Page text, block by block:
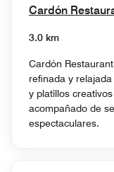
Cardón
3.0 km
Cardón
refinada y
y platillos
acompañado de
espectaculares.